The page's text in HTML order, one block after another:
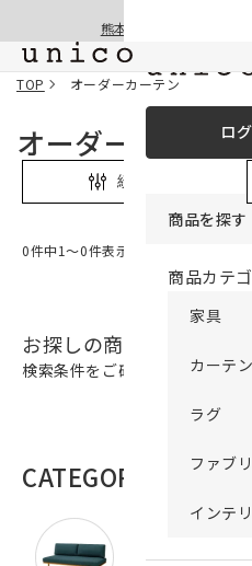
熊本地震の影響による
ロ
商品を探す
商品カテ
家具
カーテン
ラグ
ファブ
インテ
TOP オーダーカーテン
オーダーカーテン
絞り込み
0件中1〜0件表示
お探しの商品は見つかり
検索条件をご確認の上、再検索
CATEGORY